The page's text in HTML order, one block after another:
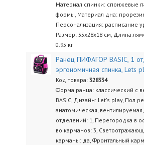
Материал спинки: спонжевые
формы, Материал дна:
Персонализация: расписание
Размер: 35х28х18 см, Длина
0.95 кг
Ранец ПИФАГОР BASIC, 1
эргономичная спинка, Lets
Код товара:328334
Форма ранца: классический с
BASIC, Дизайн: Let's play, Пол
анатомическая,
отделений: 1, Перегородка в
во карманов: 3,
карманы: да, Фронтальный